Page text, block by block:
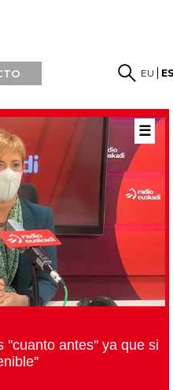
EU
☰
''cuanto antes'' ya que si